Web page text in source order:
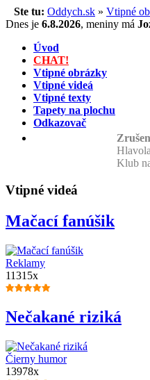
Ste tu: Oddych.sk » Vtipné
Dnes je 6.8.2026, meniny má
Úvod
CHAT!
Vtipné obrázky
Vtipné videá
Vtipné texty
Tapety na plochu
Odkazovač
Klub
Vtipné videá
Mačací fanúšik
Reklamy
11315x
Nečakané riziká
Čierny humor
13978x